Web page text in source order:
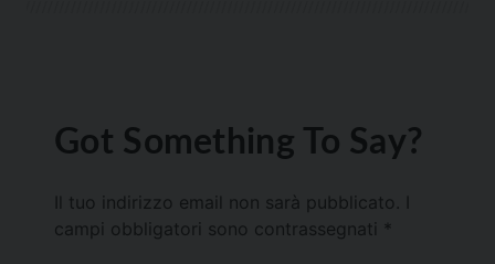
Got Something To Say?
Il tuo indirizzo email non sarà pubblicato.
campi obbligatori sono contrassegnati *